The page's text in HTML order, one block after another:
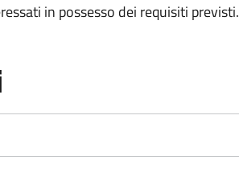
in possesso dei requisiti previsti.